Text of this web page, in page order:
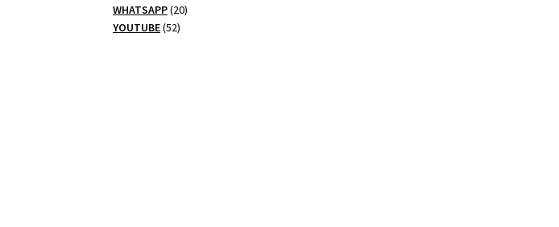
WHATSAPP 2020
YOUTUBE 5252